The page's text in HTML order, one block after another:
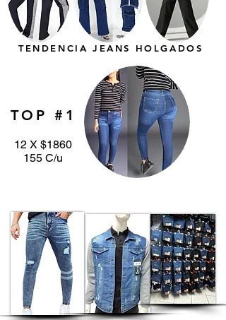
TENDENCIA JEANS HOLGADOS
12 X $1860
155 C/u
TOP #1